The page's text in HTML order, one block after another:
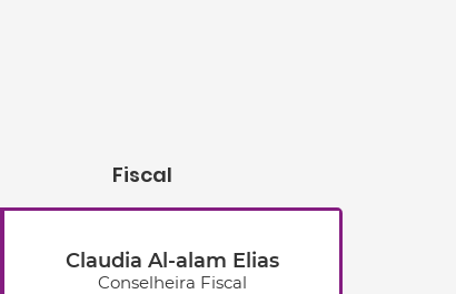
Fiscal
Claudia Al-alam Elias
Conselheira Fiscal